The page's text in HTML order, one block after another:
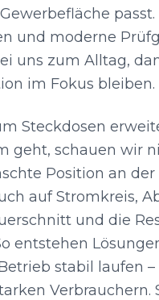
und moderne
uns zum Alltag,
im Fokus bleiben.
Steckdosen
geht, schauen wir
Position an der
auf Stromkreis,
und die
entstehen
stabil laufen –
Verbrauchern.